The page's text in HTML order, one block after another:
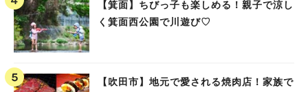
【箕面】ちびっ子も楽しめる！親子で涼し
く箕面西公園で川遊び♡
【吹田市】地元で愛される焼肉店！家族で